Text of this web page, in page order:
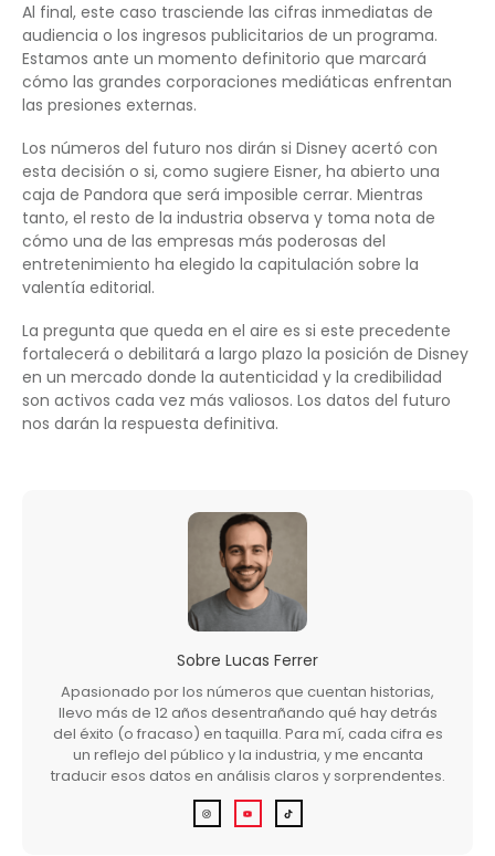
Al final, este caso trasciende las cifras inmediatas de
audiencia o los ingresos publicitarios de un programa.
Estamos ante un momento definitorio que marcará
cómo las grandes corporaciones mediáticas enfrentan
las presiones externas.
Los números del futuro nos dirán si Disney acertó con
esta decisión o si, como sugiere Eisner, ha abierto una
caja de Pandora que será imposible cerrar. Mientras
tanto, el resto de la industria observa y toma nota de
cómo una de las empresas más poderosas del
entretenimiento ha elegido la capitulación sobre la
valentía editorial.
La pregunta que queda en el aire es si este precedente
fortalecerá o debilitará a largo plazo la posición de Disney
en un mercado donde la autenticidad y la credibilidad
son activos cada vez más valiosos. Los datos del futuro
nos darán la respuesta definitiva.
Sobre Lucas Ferrer
Apasionado por los números que cuentan historias,
llevo más de 12 años desentrañando qué hay detrás
del éxito (o fracaso) en taquilla. Para mí, cada cifra es
un reflejo del público y la industria, y me encanta
traducir esos datos en análisis claros y sorprendentes.